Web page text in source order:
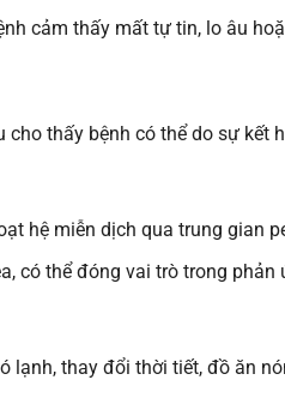
cảm thấy mất tự tin, lo âu
thấy bệnh có thể do sự kết
hệ miễn dịch qua trung gian
có thể đóng vai trò trong phản
lạnh, thay đổi thời tiết, đồ ăn